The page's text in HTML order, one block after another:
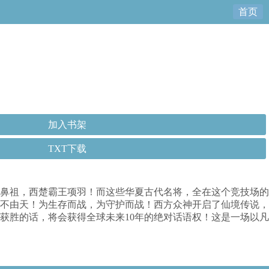
首页
加入书架
TXT下载
祖，西楚霸王项羽！而这些华夏古代名将，全在这个竞技场的
天！为生存而战，为守护而战！西方众神开启了仙境传说，
胜的话，将会获得全球未来10年的绝对话语权！这是一场以凡